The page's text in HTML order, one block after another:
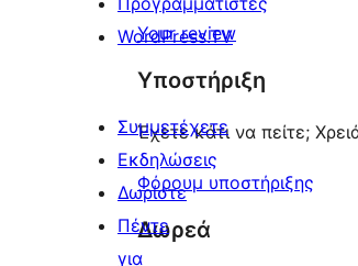
Your review
Υποστήριξη
Έχετε κάτι να πείτε;
Φόρουμ υποστήριξης
Δωρεά
WordPress.TV
Συμμετέχετε
Εκδηλώσεις
Δωρίστε
Πέντε
για